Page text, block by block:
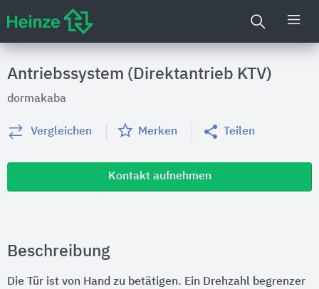
Antriebssystem (Direktantrieb KTV)
dormakaba
Vergleichen Merken Teilen
Kontakt aufnehmen
Beschreibung
Die Tür ist von Hand zu betätigen. Ein Drehzahl begrenzer